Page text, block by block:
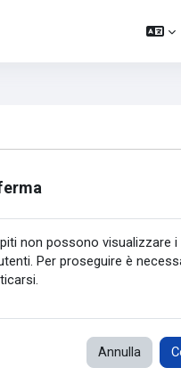
non possono visualizzare i
Per proseguire è
Annulla